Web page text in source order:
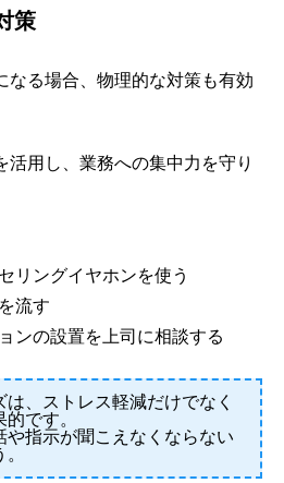
策
なる場合、物理的な対策も有効
活用し、業務への集中力を守り
リングイヤホンを使う
流す
ンの設置を上司に相談する
は、ストレス軽減だけでなく
です。
や指示が聞こえなくならない